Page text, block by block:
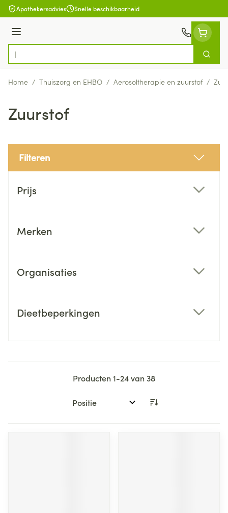
Ga naar de inhoud
Apothekersadvies Snelle beschikbaarheid
Menu
Product, merk, categorie...
Zoek
Home / Thuiszorg en EHBO / Aerosoltherapie en zuurstof /
Zuurstof
Filteren
Prijs
Merken
Organisaties
Dieetbeperkingen
Producten1-24van38
Sorteer op: